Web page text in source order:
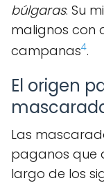
búlgaras. Su
malignos con
campanas4.
El origen
Las
paganos que
largo de los